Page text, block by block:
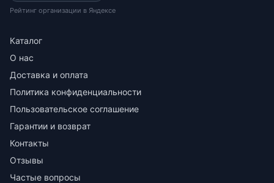
Рейтинг организации в Яндексе
Каталог
О нас
Доставка и оплата
Политика конфиденциальности
Пользовательское соглашение
Гарантии и возврат
Контакты
Отзывы
Частые вопросы